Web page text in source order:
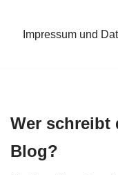
Impressum und
Wer schreibt
Blog?